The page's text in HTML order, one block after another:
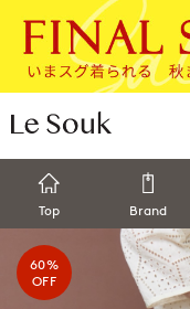
Top Brand
60%
OFF